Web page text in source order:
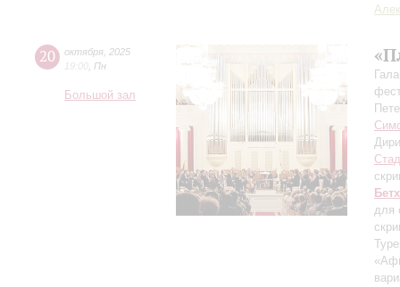
20 октября 2025
19:00 Пн
Большой зал
для